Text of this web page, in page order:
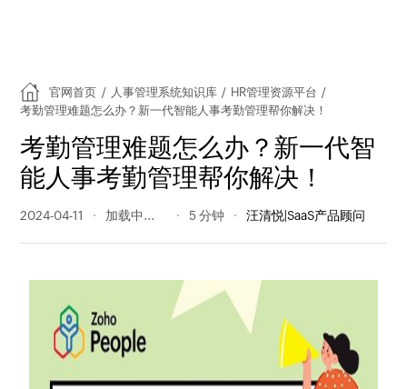
官网首页 / 人事管理系统知识库 / HR管理资源平台 /
考勤管理难题怎么办？新一代智能人事考勤管理帮你解决！
考勤管理难题怎么办？新一代智
能人事考勤管理帮你解决！
2024-04-11 257 阅读量 5 分钟 汪清悦|SaaS产品顾问